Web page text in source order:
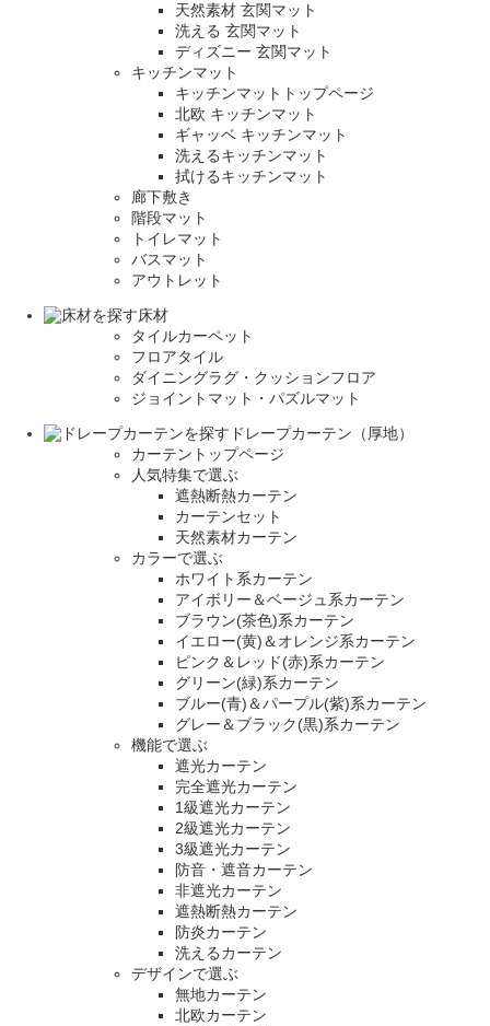
天然素材 玄関マット
洗える 玄関マット
ディズニー 玄関マット
キッチンマット
キッチンマットトップページ
北欧 キッチンマット
ギャッベ キッチンマット
洗えるキッチンマット
拭けるキッチンマット
廊下敷き
階段マット
トイレマット
バスマット
アウトレット
床材
タイルカーペット
フロアタイル
ダイニングラグ・クッションフロア
ジョイントマット・パズルマット
ドレープカーテン（厚地）
カーテントップページ
人気特集で選ぶ
遮熱断熱カーテン
カーテンセット
天然素材カーテン
カラーで選ぶ
ホワイト系カーテン
アイボリー＆ベージュ系カーテン
ブラウン(茶色)系カーテン
イエロー(黄)＆オレンジ系カーテン
ピンク＆レッド(赤)系カーテン
グリーン(緑)系カーテン
ブルー(青)＆パープル(紫)系カーテン
グレー＆ブラック(黒)系カーテン
機能で選ぶ
遮光カーテン
完全遮光カーテン
1級遮光カーテン
2級遮光カーテン
3級遮光カーテン
防音・遮音カーテン
非遮光カーテン
遮熱断熱カーテン
防炎カーテン
洗えるカーテン
デザインで選ぶ
無地カーテン
北欧カーテン